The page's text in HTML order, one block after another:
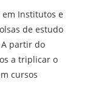
em Institutos e
de estudo
partir do
a triplicar o
cursos